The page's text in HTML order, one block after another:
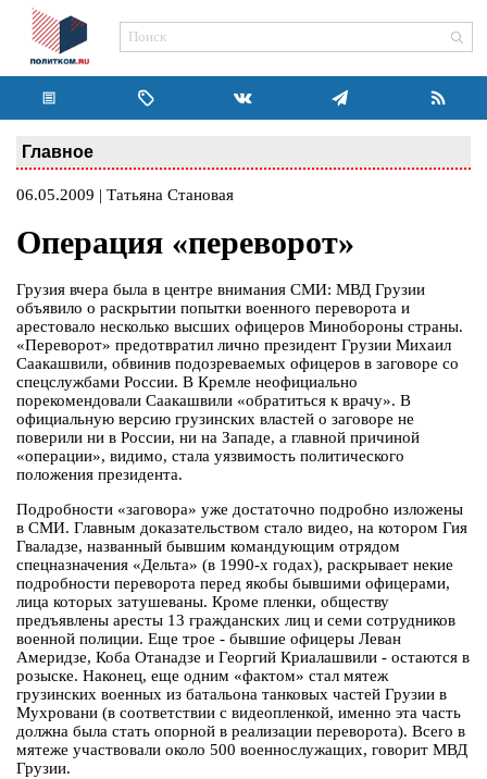
Главное
06.05.2009 | Татьяна Становая
Операция «переворот»
Грузия вчера была в центре внимания СМИ: МВД Грузии
объявило о раскрытии попытки военного переворота и
арестовало несколько высших офицеров Минобороны страны.
«Переворот» предотвратил лично президент Грузии Михаил
Саакашвили, обвинив подозреваемых офицеров в заговоре со
спецслужбами России. В Кремле неофициально
порекомендовали Саакашвили «обратиться к врачу». В
официальную версию грузинских властей о заговоре не
поверили ни в России, ни на Западе, а главной причиной
«операции», видимо, стала уязвимость политического
положения президента.
Подробности «заговора» уже достаточно подробно изложены
в СМИ. Главным доказательством стало видео, на котором Гия
Гваладзе, названный бывшим командующим отрядом
спецназначения «Дельта» (в 1990-х годах), раскрывает некие
подробности переворота перед якобы бывшими офицерами,
лица которых затушеваны. Кроме пленки, обществу
предъявлены аресты 13 гражданских лиц и семи сотрудников
военной полиции. Еще трое - бывшие офицеры Леван
Америдзе, Коба Отанадзе и Георгий Криалашвили - остаются в
розыске. Наконец, еще одним «фактом» стал мятеж
грузинских военных из батальона танковых частей Грузии в
Мухровани (в соответствии с видеопленкой, именно эта часть
должна была стать опорной в реализации переворота). Всего в
мятеже участвовали около 500 военнослужащих, говорит МВД
Грузии.